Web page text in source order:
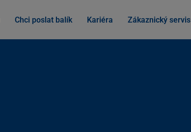
Chci poslat balík Kariéra Zákaznický servis